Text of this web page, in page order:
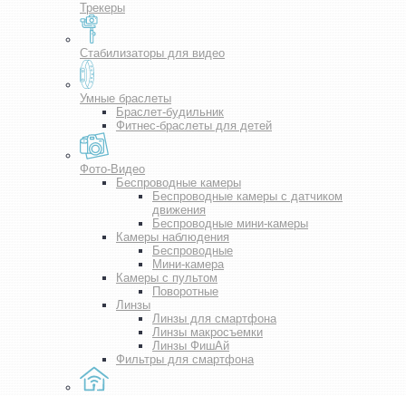
Трекеры
Стабилизаторы для видео
Умные браслеты
Браслет-будильник
Фитнес-браслеты для детей
Фото-Видео
Беспроводные камеры
Беспроводные камеры с датчиком
движения
Беспроводные мини-камеры
Камеры наблюдения
Беспроводные
Мини-камера
Камеры с пультом
Поворотные
Линзы
Линзы для смартфона
Линзы макросъемки
Линзы ФишАй
Фильтры для смартфона